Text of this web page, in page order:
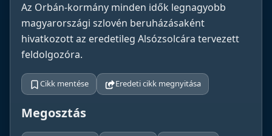
Az Orbán-kormány minden idők legnagyobb
magyarországi szlovén beruházásaként
hivatkozott az eredetileg Alsózsolcára tervezett
feldolgozóra.
Cikk mentése Eredeti cikk megnyitása
Megosztás